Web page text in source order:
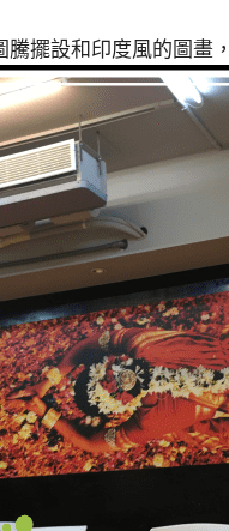
擺設和印度風的圖畫